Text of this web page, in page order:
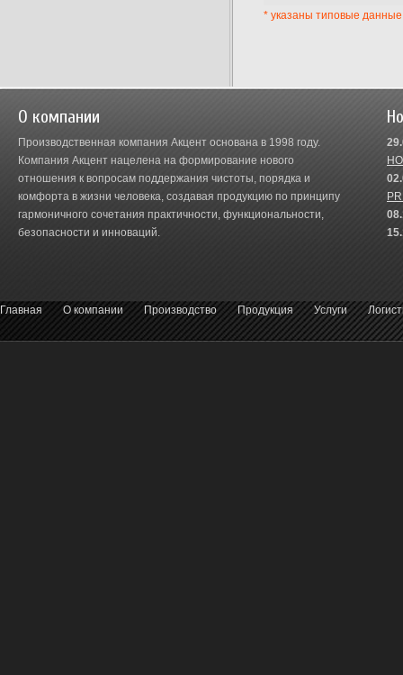
* указаны типовые
О компании
Производственная компания Акцент основана в 1998 году.
Компания Акцент нацелена на формирование нового
отношения к вопросам поддержания чистоты, порядка и
комфорта в жизни человека, создавая продукцию по принципу
гармоничного сочетания практичности, функциональности,
безопасности и инноваций.
Главная О компании Производство Продукция Услуги